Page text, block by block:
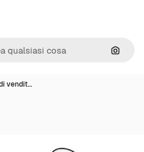
Cerca
vendit…